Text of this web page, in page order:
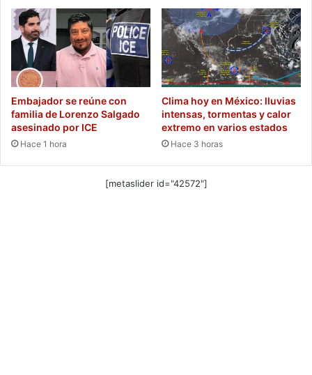
Embajador se reúne con
familia de Lorenzo Salgado
asesinado por ICE
Hace 1 hora
Clima hoy en México: lluvias
intensas, tormentas y calor
extremo en varios estados
Hace 3 horas
[metaslider id="42572"]